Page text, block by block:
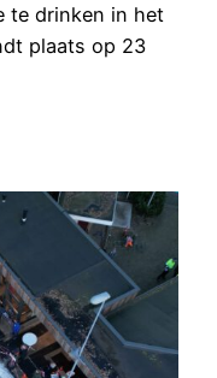
te drinken in het
plaats op 23